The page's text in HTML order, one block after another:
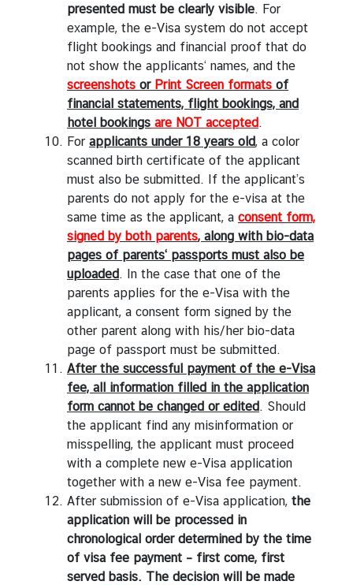
presented must be clearly visible. For
example, the e-Visa system do not accept
flight bookings and financial proof that do
not show the applicants‘ names, and the
screenshots or Print Screen formats of
financial statements, flight bookings, and
hotel bookings are NOT accepted.
For applicants under 18 years old, a color
scanned birth certificate of the applicant
must also be submitted. If the applicant’s
parents do not apply for the e-visa at the
same time as the applicant, a consent form,
signed by both parents, along with bio-data
pages of parents‘ passports must also be
uploaded. In the case that one of the
parents applies for the e-Visa with the
applicant, a consent form signed by the
other parent along with his/her bio-data
page of passport must be submitted.
After the successful payment of the e-Visa
fee, all information filled in the application
form cannot be changed or edited. Should
the applicant find any misinformation or
misspelling, the applicant must proceed
with a complete new e-Visa application
together with a new e-Visa fee payment.
After submission of e-Visa application, the
application will be processed in
chronological order determined by the time
of visa fee payment – first come, first
served basis. The decision will be made